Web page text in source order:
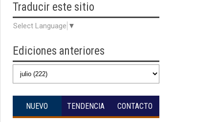
Traducir este sitio
Select Language ▼
Ediciones anteriores
NUEVO TENDENCIA CONTACTO